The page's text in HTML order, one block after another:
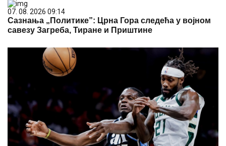
07. 08. 2026 09:14
Сазнања „Политике”: Црна Гора следећа у војном
савезу Загреба, Тиране и Приштине